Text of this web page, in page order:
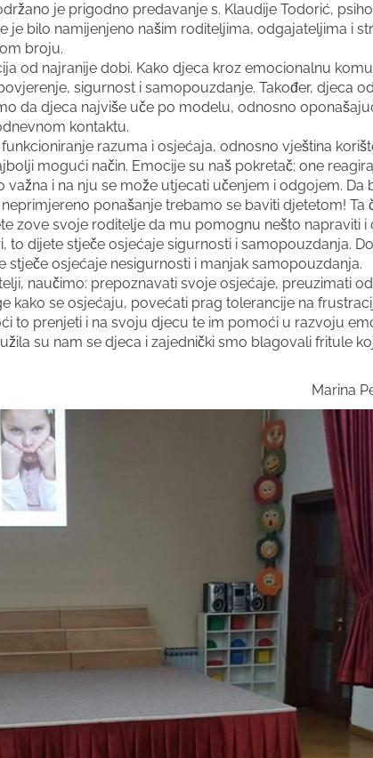
je prigodno predavanje s. Klaudije Todorić,
je bilo namijenjeno našim roditeljima, odgajateljima i
broju.
od najranije dobi. Kako djeca kroz emocionalnu
sigurnost i samopouzdanje. Također, djeca
da djeca najviše uče po modelu, odnosno
kontaktu.
razuma i osjećaja, odnosno vještina
mogući način. Emocije su naš pokretač; one
i na nju se može utjecati učenjem i odgojem. Da
ponašanje trebamo se baviti djetetom! Ta
zove svoje roditelje da mu pomognu nešto napraviti i
dijete stječe osjećaje sigurnosti i samopouzdanja.
osjećaje nesigurnosti i manjak samopouzdanja.
naučimo: prepoznavati svoje osjećaje, preuzimati
kako se osjećaju, povećati prag tolerancije na
to prenjeti i na svoju djecu te im pomoći u razvoju
su nam se djeca i zajednički smo blagovali fritule
Marina